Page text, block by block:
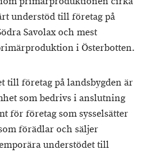
understöd till företag på
Savolax och mest
i Österbotten.
till företag på landsbygden är
som bedrivs i anslutning
för företag som sysselsätter
förädlar och säljer
understödet till